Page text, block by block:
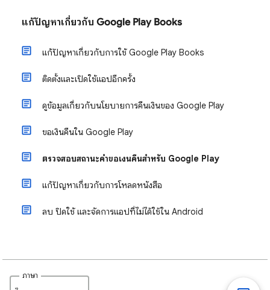
แก้ปัญหาเกี่ยวกับ Google Play Books
แก้ปัญหาเกี่ยวกับการใช้ Google Play Books
ติดตั้งและเปิดใช้แอปอีกครั้ง
ดูข้อมูลเกี่ยวกับนโยบายการคืนเงินของ Google Play
ขอเงินคืนใน Google Play
ตรวจสอบสถานะคำขอเงินคืนสำหรับ Google Play
แก้ปัญหาเกี่ยวกับการโหลดหนังสือ
ลบ ปิดใช้ และจัดการแอปที่ไม่ได้ใช้ใน Android
ภาษา